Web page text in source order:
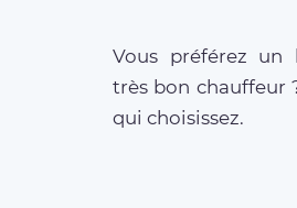
Vous préférez
très bon chauffeur
qui choisissez.